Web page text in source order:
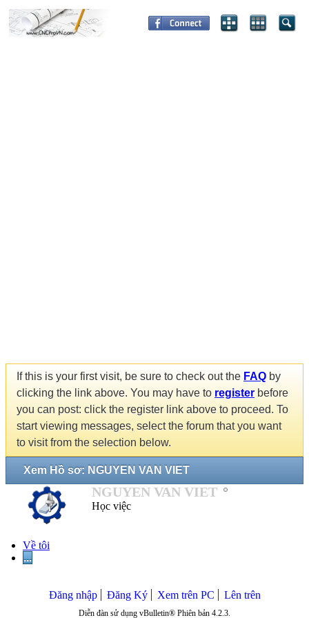
If this is your first visit, be sure to check out the FAQ by
clicking the link above. You may have to register before
you can post: click the register link above to proceed. To
start viewing messages, select the forum that you want
to visit from the selection below.
Xem Hồ sơ: NGUYEN VAN VIET
NGUYEN VAN VIET
Học việc
Về tôi
...
Đăng nhập Đăng Ký Xem trên PC Lên trên
Diễn đàn sử dụng vBulletin® Phiên bản 4.2.3.